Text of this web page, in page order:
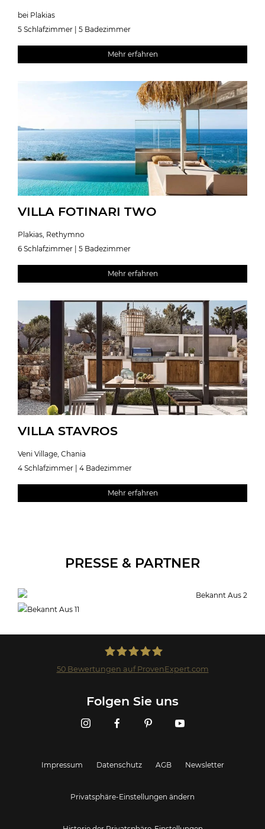
bei Plakias
5 Schlafzimmer | 5 Badezimmer
Mehr erfahren
VILLA FOTINARI TWO
Plakias, Rethymno
6 Schlafzimmer | 5 Badezimmer
Mehr erfahren
VILLA STAVROS
Veni Village, Chania
4 Schlafzimmer | 4 Badezimmer
Mehr erfahren
PRESSE & PARTNER
50Bewertungen auf ProvenExpert.com
Folgen Sie uns
Impressum Datenschutz AGB Newsletter
Privatsphäre-Einstellungen ändern